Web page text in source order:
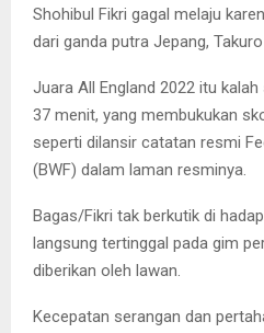
Shohibul Fikri gagal melaju
dari ganda putra Jepang,
Juara All England 2022 itu
37 menit, yang membukukan
seperti dilansir catatan resmi
(BWF) dalam laman resminya.
Bagas/Fikri tak berkutik di
langsung tertinggal pada gim
diberikan oleh lawan.
Kecepatan serangan dan